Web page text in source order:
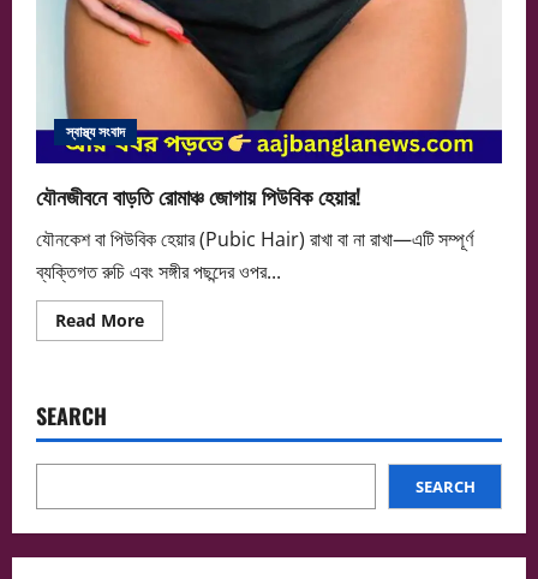
স্বাস্থ্য সংবাদ
যৌনজীবনে বাড়তি রোমাঞ্চ জোগায় পিউবিক হেয়ার!
যৌনকেশ বা পিউবিক হেয়ার (Pubic Hair) রাখা বা না রাখা—এটি সম্পূর্ণ
ব্যক্তিগত রুচি এবং সঙ্গীর পছন্দের ওপর...
Read MoreRead
more
পিউবিক
SEARCH
SEARCH